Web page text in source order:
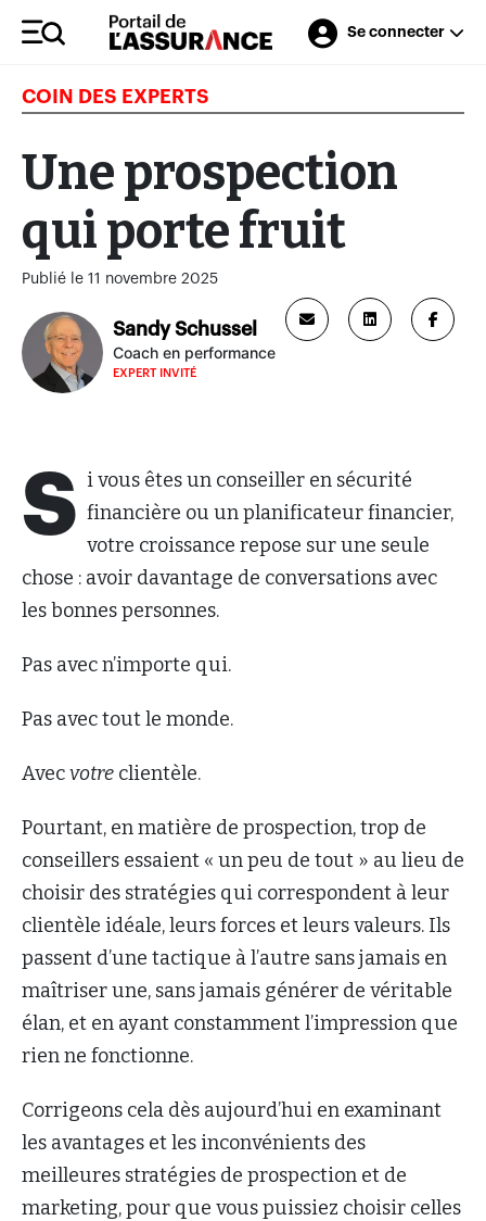
Se connecter
COIN DES EXPERTS
Une prospection
qui porte fruit
Publié le 11 novembre 2025
Sandy Schussel
Coach en performance
EXPERT INVITÉ
S i vous êtes un conseiller en sécurité
financière ou un planificateur financier,
votre croissance repose sur une seule
chose : avoir davantage de conversations avec
les bonnes personnes.
Pas avec n’importe qui.
Pas avec tout le monde.
Avecvotre clientèle.
Pourtant, en matière de prospection, trop de
conseillers essaient « un peu de tout » au lieu de
choisir des stratégies qui correspondent à leur
clientèle idéale, leurs forces et leurs valeurs. Ils
passent d’une tactique à l’autre sans jamais en
maîtriser une, sans jamais générer de véritable
élan, et en ayant constamment l’impression que
rien ne fonctionne.
Corrigeons cela dès aujourd’hui en examinant
les avantages et les inconvénients des
meilleures stratégies de prospection et de
marketing, pour que vous puissiez choisir celles